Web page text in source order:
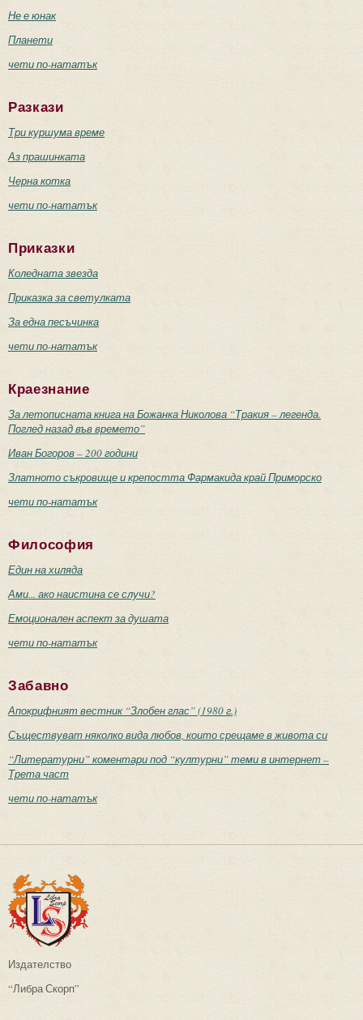
Не е юнак
Планети
чети по-нататък
Разкази
Три куршума време
Аз прашинката
Черна котка
чети по-нататък
Приказки
Коледната звезда
Приказка за светулката
За една песъчинка
чети по-нататък
Краезнание
За летописната книга на Божанка Николова “Тракия – легенда.
Поглед назад във времето”
Иван Богоров – 200 години
Златното съкровище и крепостта Фармакида край Приморско
чети по-нататък
Философия
Един на хиляда
Ами... ако наистина се случи?
Емоционален аспект за душата
чети по-нататък
Забавно
Апокрифният вестник “Злобен глас” (1980 г.)
Съществуват няколко вида любов, които срещаме в живота си
“Литературни” коментари под “културни” теми в интернет –
Трета част
чети по-нататък
Издателство
“Либра Скорп”